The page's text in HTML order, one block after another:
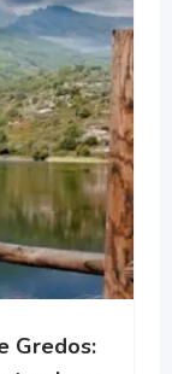
Gredos: